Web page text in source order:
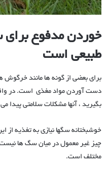
خوردن مدفوع برای
طبیعی است
برای بعضی از گونه ها مانند خرگوش
دست آوردن مواد مغذی است. در
بگیرید ، آنها مشکلات سلامتی پیدا
خوشبختانه سگها نیازی به تغذیه
چیز غیر معمول در میان سگ ها
مختلف است.